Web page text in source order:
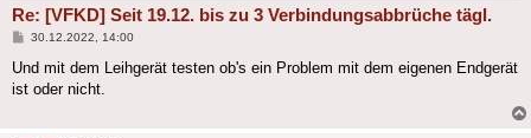
Re: [VFKD] Seit 19.12. bis zu 3 Verbindungsabbrüche tägl.
Beitrag
30.12.2022, 14:00
Und mit dem Leihgerät testen ob's ein Problem mit dem eigenen Endgerät
ist oder nicht.